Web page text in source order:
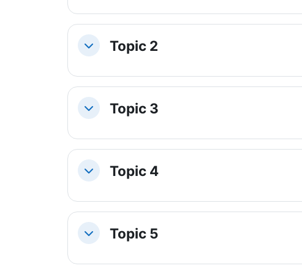
ReplierTopic 2
ReplierTopic 3
ReplierTopic 4
ReplierTopic 5